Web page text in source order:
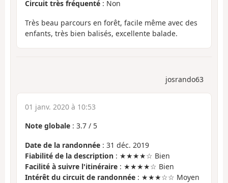
Circuit très fréquenté : Non
Très beau parcours en forêt, facile même avec des
enfants, très bien balisés, excellente balade.
josrando63
01 janv. 2020 à 10:53
Note globale : 3.7 / 5
Date de la randonnée : 31 déc. 2019
Fiabilité de la description : ★★★★☆ Bien
Facilité à suivre l'itinéraire : ★★★★☆ Bien
Intérêt du circuit de randonnée : ★★★☆☆ Moyen